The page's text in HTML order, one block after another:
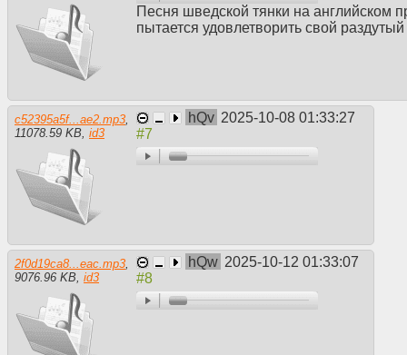
Песня шведской тянки на английском
пытается удовлетворить свой раздутый
c52395a5f...ae2.mp3
11078.59 KB id3
hQv 2025-10-08 01:33:27
2f0d19ca8...eac.mp3,
9076.96 KB, id3
hQw 2025-10-12 01:33:07